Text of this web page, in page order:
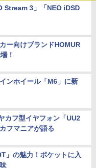
Stream 3」「NEO iDSD
ー向けブランドHOMUR
！
ンホイール「M6」に新
カフ型イヤフォン「UU2
フマニアが語る
」の魅力！ポケットに入